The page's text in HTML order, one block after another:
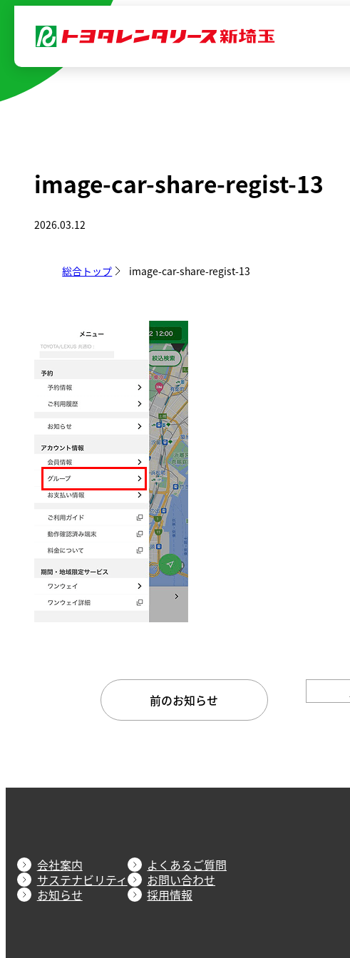
を
キ
image-car-share-regist-13
2026.03.12
総合トップ image-car-share-regist-13
前のお知らせ
会社案内
サステナビリティ
お知らせ
よくあるご質問
お問い合わせ
採用情報